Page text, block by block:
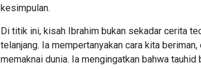
kesimpulan.
Di titik ini, kisah Ibrahim bukan sekadar cerita
telanjang. Ia mempertanyakan cara kita
memaknai dunia. Ia mengingatkan bahwa